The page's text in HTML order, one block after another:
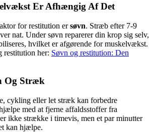
Er Afhængig Af Det
for restitution ersøvn. Stræb efter 7-9
nat. Under søvn reparerer din krop sig selv,
hvilket er afgørende for muskelvækst.
restitution her: Søvn og restitution: Den
Og Stræk
cykling eller let stræk kan forbedre
med at fjerne affaldsstoffer fra
ikke strække i timevis, men et par minutter
kan hjælpe.